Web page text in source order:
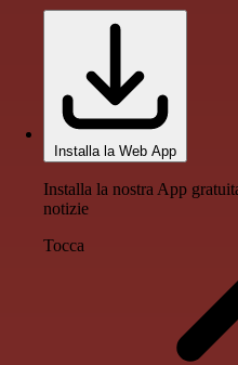
Installa la Web App
Installa la nostra App
notizie
Tocca